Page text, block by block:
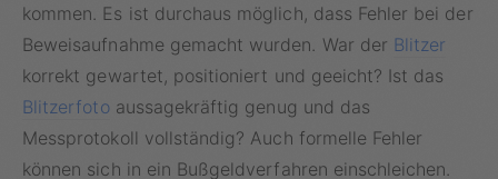
kommen. Es ist durchaus möglich, dass Fehler bei der
Beweisaufnahme gemacht wurden. War der Blitzer
korrekt gewartet, positioniert und geeicht? Ist das
Blitzerfotoaussagekräftig genug und das
Messprotokoll vollständig? Auch formelle Fehler
können sich in ein Bußgeldverfahren einschleichen.